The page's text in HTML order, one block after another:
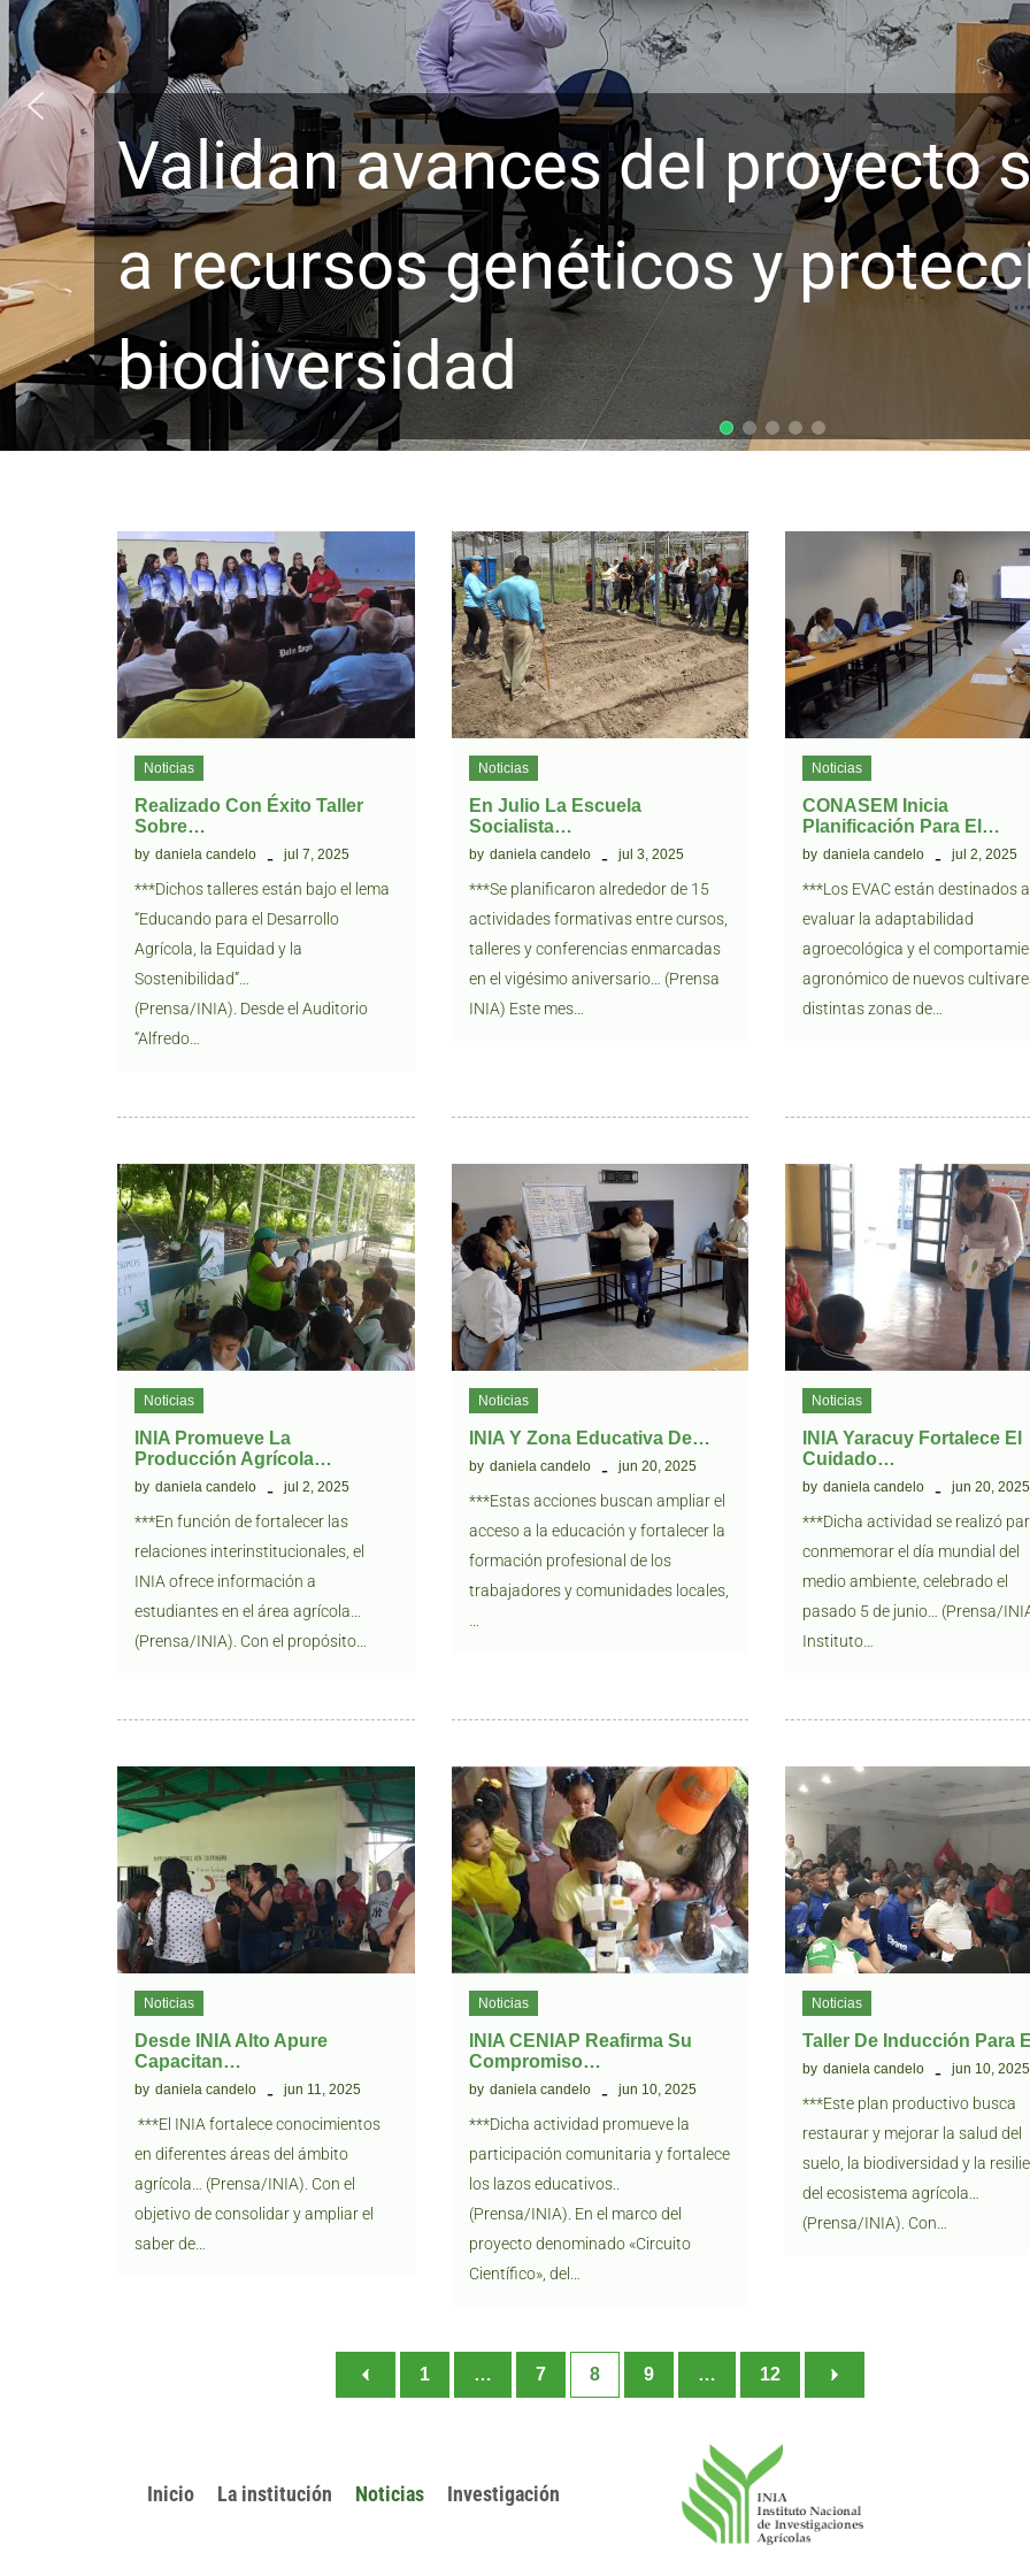
Validan avances del proyecto
a recursos genéticos y
biodiversidad
Noticias
Realizado Con Éxito Taller
Sobre…
by daniela candelo jul 7, 2025
***Dichos talleres están bajo el lema
“Educando para el Desarrollo
Agrícola, la Equidad y la
Sostenibilidad”…
(Prensa/INIA). Desde el Auditorio
“Alfredo…
Noticias
En Julio La Escuela
Socialista…
by daniela candelo jul 3, 2025
***Se planificaron alrededor de 15
actividades formativas entre cursos,
talleres y conferencias enmarcadas
en el vigésimo aniversario… (Prensa
INIA) Este mes…
Noticias
CONASEM Inicia
Planificación Para El…
by daniela candelo jul 2, 2025
***Los EVAC están destinados a
evaluar la adaptabilidad
agroecológica y el
agronómico de nuevos
distintas zonas de…
Noticias
INIA Promueve La
Producción Agrícola…
by daniela candelo jul 2, 2025
***En función de fortalecer las
relaciones interinstitucionales, el
INIA ofrece información a
estudiantes en el área agrícola…
(Prensa/INIA). Con el propósito…
Noticias
INIA Y Zona Educativa De…
by daniela candelo jun 20, 2025
***Estas acciones buscan ampliar el
acceso a la educación y fortalecer la
formación profesional de los
trabajadores y comunidades locales,
Noticias
INIA Yaracuy Fortalece El
Cuidado…
by daniela candelo jun 20, 2025
***Dicha actividad se realizó
conmemorar el día mundial del
medio ambiente, celebrado el
pasado 5 de junio… (Prensa/
Instituto…
Noticias
Desde INIA Alto Apure
Capacitan…
by daniela candelo jun 11, 2025
***El INIA fortalece conocimientos
en diferentes áreas del ámbito
agrícola… (Prensa/INIA). Con el
objetivo de consolidar y ampliar el
saber de…
Noticias
INIA CENIAP Reafirma Su
Compromiso…
by daniela candelo jun 10, 2025
***Dicha actividad promueve la
participación comunitaria y fortalece
los lazos educativos..
(Prensa/INIA). En el marco del
proyecto denominado «Circuito
Científico», del…
Noticias
Taller De Inducción Para
by daniela candelo jun 10, 2025
***Este plan productivo busca
restaurar y mejorar la salud del
suelo, la biodiversidad y la
del ecosistema agrícola…
(Prensa/INIA). Con…
1 … 7 8 9 … 12
Inicio La institución Noticias Investigación